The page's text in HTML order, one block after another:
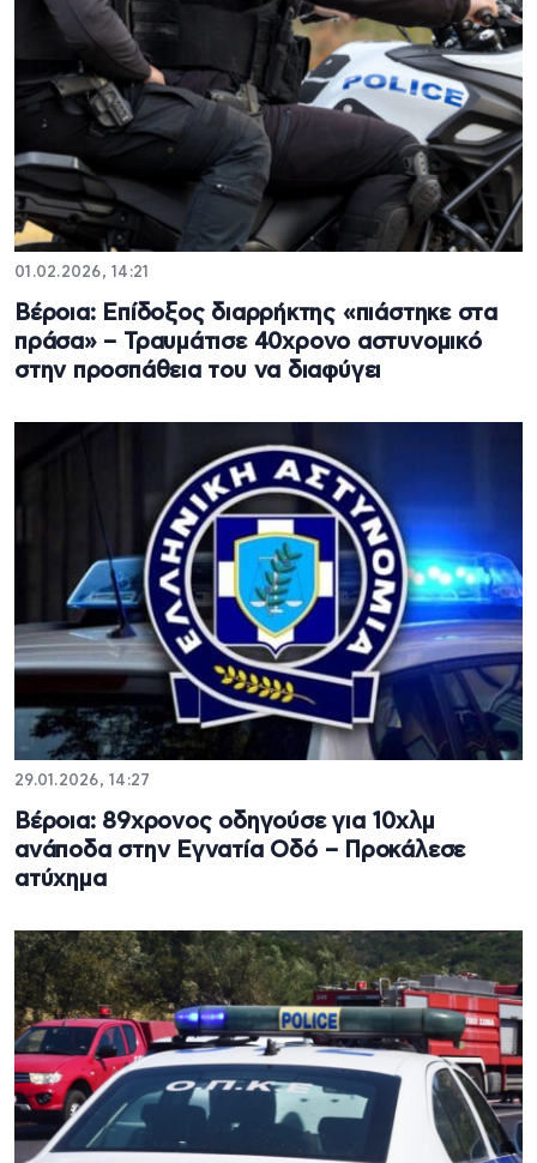
01.02.2026, 14:21
Βέροια: Επίδοξος διαρρήκτης «πιάστηκε στα
πράσα» – Τραυμάτισε 40χρονο αστυνομικό
στην προσπάθεια του να διαφύγει
29.01.2026, 14:27
Βέροια: 89χρονος οδηγούσε για 10χλμ
ανάποδα στην Εγνατία Οδό – Προκάλεσε
ατύχημα